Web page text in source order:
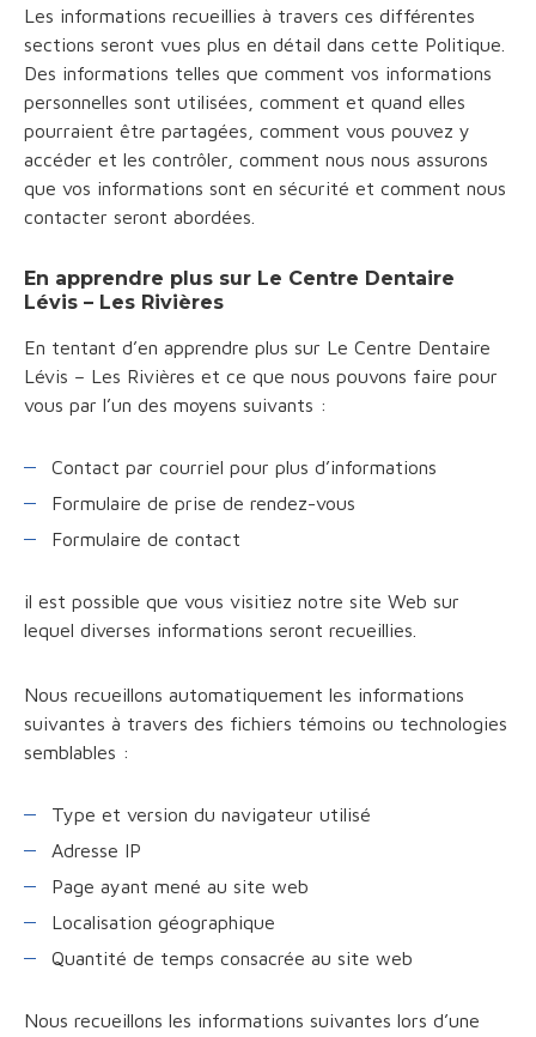
Les informations recueillies à travers ces différentes
sections seront vues plus en détail dans cette Politique.
Des informations telles que comment vos informations
personnelles sont utilisées, comment et quand elles
pourraient être partagées, comment vous pouvez y
accéder et les contrôler, comment nous nous assurons
que vos informations sont en sécurité et comment nous
contacter seront abordées.
En apprendre plus sur Le Centre Dentaire
Lévis – Les Rivières
En tentant d’en apprendre plus sur Le Centre Dentaire
Lévis – Les Rivières et ce que nous pouvons faire pour
vous par l’un des moyens suivants :
Contact par courriel pour plus d’informations
Formulaire de prise de rendez-vous
Formulaire de contact
il est possible que vous visitiez notre site Web sur
lequel diverses informations seront recueillies.
Nous recueillons automatiquement les informations
suivantes à travers des fichiers témoins ou technologies
semblables :
Type et version du navigateur utilisé
Adresse IP
Page ayant mené au site web
Localisation géographique
Quantité de temps consacrée au site web
Nous recueillons les informations suivantes lors d’une